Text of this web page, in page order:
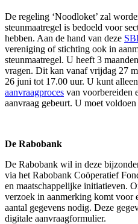
De regeling ‘Noodloket’ zal
steunmaatregel is bedoeld voor
hebben. Aan de hand van deze
vereniging of stichting ook in
steunmaatregel. U heeft 3
vragen. Dit kan vanaf vrijdag 27
26 juni tot 17.00 uur. U kunt
aanvraagproces van voorbereiden
aanvraag gebeurt. U moet voldoen
De Rabobank
De Rabobank wil in deze
via het Rabobank Coöperatief
en maatschappelijke initiatieven.
verzoek in aanmerking komt voor
aantal gegevens nodig. Deze
digitale aanvraagformulier.